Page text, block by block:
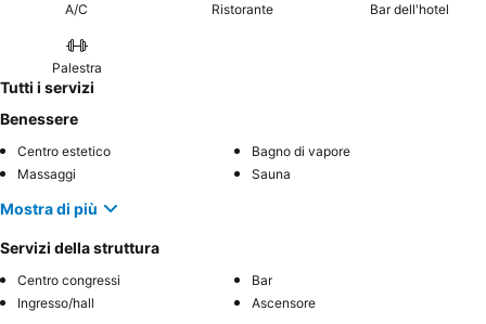
A/C Ristorante Bar dell'hotel
Palestra
Tutti i servizi
Benessere
Centro estetico
Bagno di vapore
Massaggi
Sauna
Mostra di più
Servizi della struttura
Centro congressi
Bar
Ingresso/hall
Ascensore